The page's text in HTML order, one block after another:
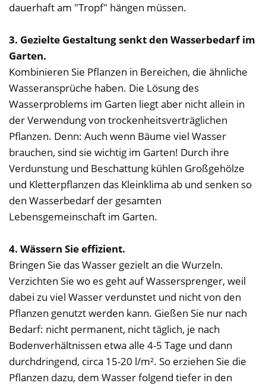
dauerhaft am "Tropf" hängen müssen.
3. Gezielte Gestaltung senkt den Wasserbedarf im
Garten.
Kombinieren Sie Pflanzen in Bereichen, die ähnliche
Wasseransprüche haben. Die Lösung des
Wasserproblems im Garten liegt aber nicht allein in
der Verwendung von trockenheitsverträglichen
Pflanzen. Denn: Auch wenn Bäume viel Wasser
brauchen, sind sie wichtig im Garten! Durch ihre
Verdunstung und Beschattung kühlen Großgehölze
und Kletterpflanzen das Kleinklima ab und senken so
den Wasserbedarf der gesamten
Lebensgemeinschaft im Garten.
4. Wässern Sie effizient.
Bringen Sie das Wasser gezielt an die Wurzeln.
Verzichten Sie wo es geht auf Wassersprenger, weil
dabei zu viel Wasser verdunstet und nicht von den
Pflanzen genutzt werden kann. Gießen Sie nur nach
Bedarf: nicht permanent, nicht täglich, je nach
Bodenverhältnissen etwa alle 4-5 Tage und dann
durchdringend, circa 15-20 l/m². So erziehen Sie die
Pflanzen dazu, dem Wasser folgend tiefer in den